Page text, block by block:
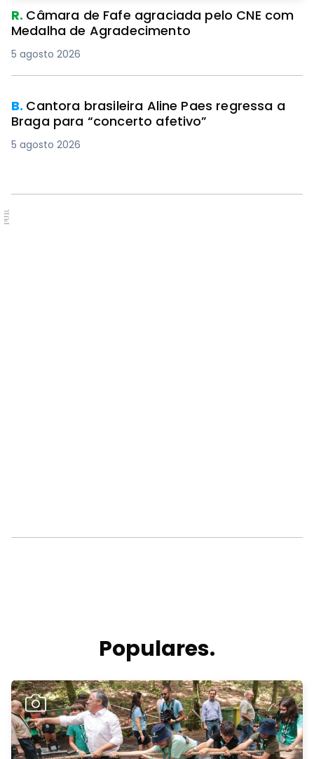
R. Câmara de Fafe agraciada pelo CNE com
Medalha de Agradecimento
5 agosto 2026
B. Cantora brasileira Aline Paes regressa a
Braga para “concerto afetivo”
5 agosto 2026
PUB.
Populares.